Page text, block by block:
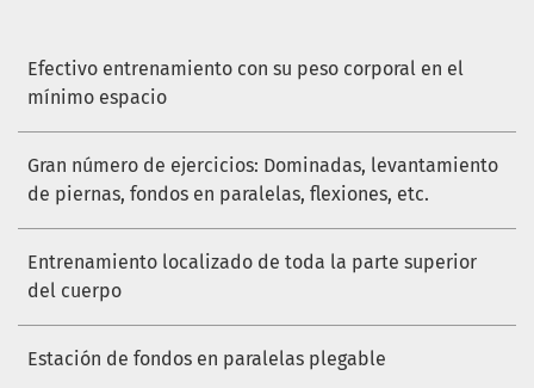
Efectivo entrenamiento con su peso corporal en el
mínimo espacio
Gran número de ejercicios: Dominadas, levantamiento
de piernas, fondos en paralelas, flexiones, etc.
Entrenamiento localizado de toda la parte superior
del cuerpo
Estación de fondos en paralelas plegable